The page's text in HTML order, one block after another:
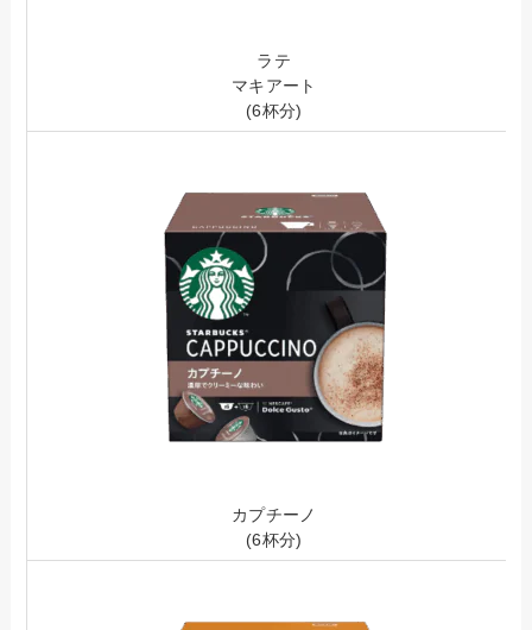
ラテ
マキアート
(6杯分)
カプチーノ
(6杯分)